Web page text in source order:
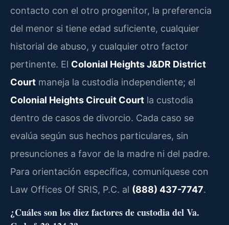
contacto con el otro progenitor, la preferencia
del menor si tiene edad suficiente, cualquier
historial de abuso, y cualquier otro factor
pertinente. El Colonial Heights J&DR District
Court maneja la custodia independiente; el
Colonial Heights Circuit Court la custodia
dentro de casos de divorcio. Cada caso se
evalúa según sus hechos particulares, sin
presunciones a favor de la madre ni del padre.
Para orientación específica, comuníquese con
Law Offices Of SRIS, P.C. al (888) 437-7747.
¿Cuáles son los diez factores de custodia del Va.